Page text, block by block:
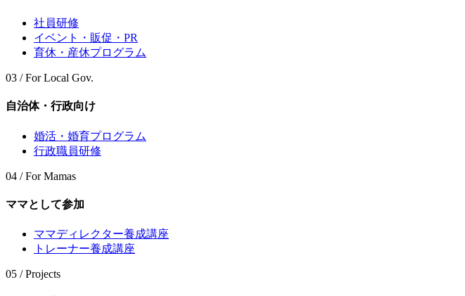
社員研修
イベント・販促・PR
育休・産休プログラム
03 / For Local Gov.
自治体・行政向け
婚活・婚育プログラム
行政職員研修
04 / For Mamas
ママとして参加
ママディレクター養成講座
トレーナー養成講座
05 / Projects